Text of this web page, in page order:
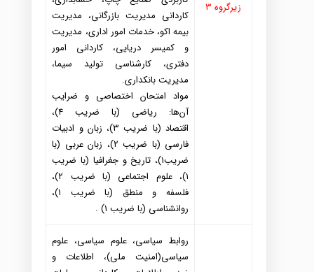
زیرگروه ۳
کاردانی مدیریت بازرگانی، مدیریت
بیمه اکو، خدمات امور اداری، مدیریت
و کمیسر دریایی، کاردانی امور
دفتری، کارشناسی تولید سیما،
مدیریت بانکداری.
مواد امتحان اختصاصی و ضرایب
آن
ها: ریاضی (با ضریب ۴)،
اقتصاد (با ضریب ۳)، زبان و اد
بیات
فارسی (با ضریب ۲)، زبان عربی (با
ضریب۱)، تاریخ و جغرافیا (با ضریب
۱)، علوم اجتماعی (با ضریب ۲)،
فلسفه و منطق (با ضریب ۱)،
روانشناسی (با ضریب ۱) .
روابط سیاسی، علوم سیاسی، علوم
سیاسی(امنیت ملی)، اطلاعات و